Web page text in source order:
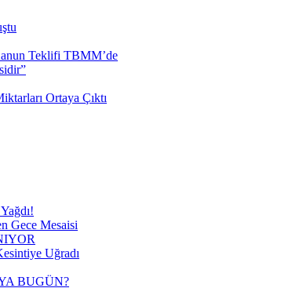
Teklifi TBMM’de
Ortaya Çıktı
Gece Mesaisi
Uğradı
BUGÜN?